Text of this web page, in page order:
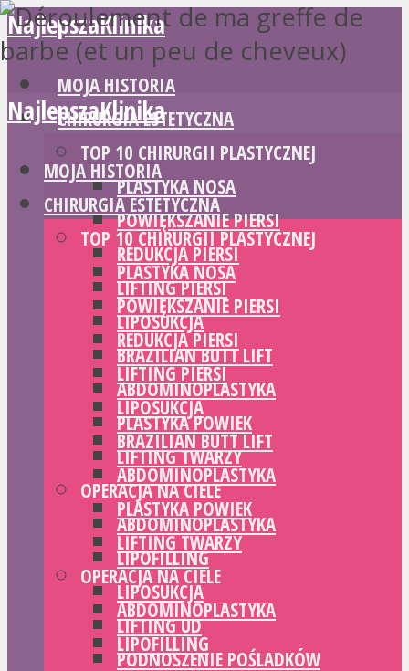
NajlepszaKlinika
MOJA HISTORIA
CHIRURGIA ESTETYCZNA
TOP 10 CHIRURGII PLASTYCZNEJ
PLASTYKA NOSA
POWIĘKSZANIE PIERSI
REDUKCJA PIERSI
LIFTING PIERSI
LIPOSUKCJA
BRAZILIAN BUTT LIFT
ABDOMINOPLASTYKA
PLASTYKA POWIEK
LIFTING TWARZY
OPERACJA NA CIELE
ABDOMINOPLASTYKA
LIPOFILLING
LIPOSUKCJA
LIFTING UD
PODNOSZENIE POŚLADKÓW
NajlepszaKlinika
MOJA HISTORIA
CHIRURGIA ESTETYCZNA
TOP 10 CHIRURGII PLASTYCZNEJ
PLASTYKA NOSA
POWIĘKSZANIE PIERSI
REDUKCJA PIERSI
LIFTING PIERSI
LIPOSUKCJA
BRAZILIAN BUTT LIFT
ABDOMINOPLASTYKA
PLASTYKA POWIEK
LIFTING TWARZY
OPERACJA NA CIELE
ABDOMINOPLASTYKA
LIPOFILLING